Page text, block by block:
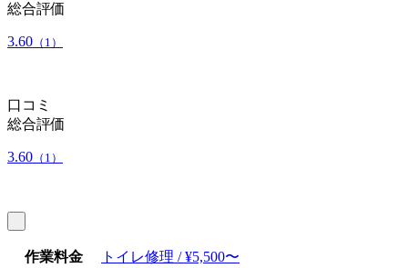
総合評価
3.60 （1）
口コミ
総合評価
3.60 （1）
作業料金 トイレ修理 / ¥5,500〜